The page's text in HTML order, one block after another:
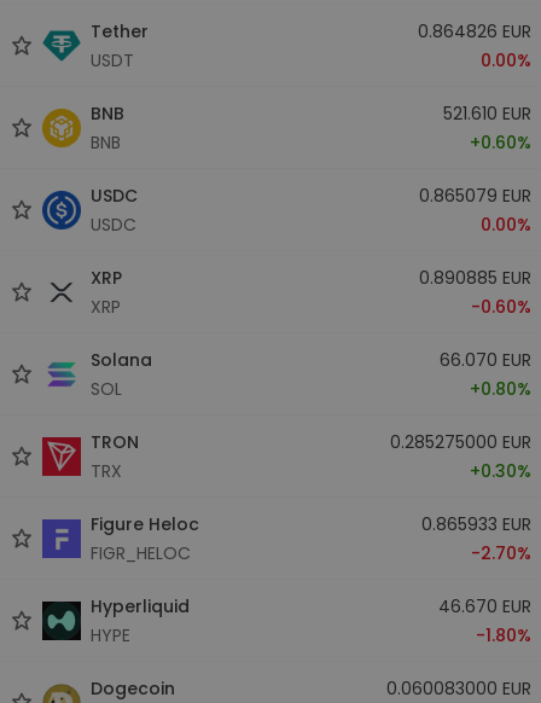
Tether
USDT
0.864826 EUR
0.00%
BNB
BNB
521.610 EUR
+0.60%
USDC
USDC
0.865079 EUR
0.00%
XRP
XRP
0.890885 EUR
-0.60%
Solana
SOL
66.070 EUR
+0.80%
TRON
TRX
0.285275000 EUR
+0.30%
Figure Heloc
FIGR_HELOC
0.865933 EUR
-2.70%
Hyperliquid
HYPE
46.670 EUR
-1.80%
Dogecoin
0.060083000 EUR